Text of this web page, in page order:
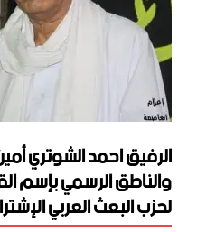
الرفيق احمد الشوتري
والناطق الرسمي بإسم
لحزب البعث العربي